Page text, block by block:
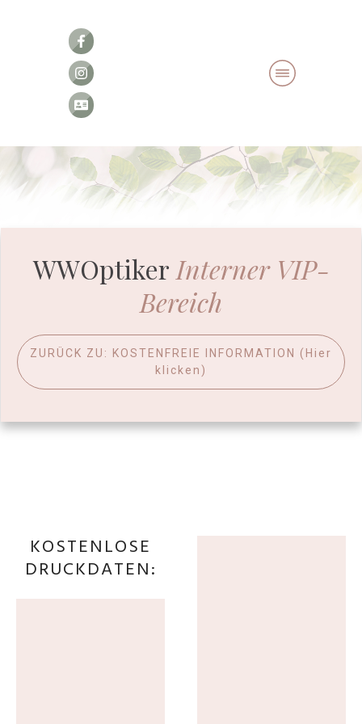
WWOptiker Interner VIP-
Bereich
ZURÜCK ZU: KOSTENFREIE INFORMATION (Hier
klicken)
KOSTENLOSE
DRUCKDATEN: